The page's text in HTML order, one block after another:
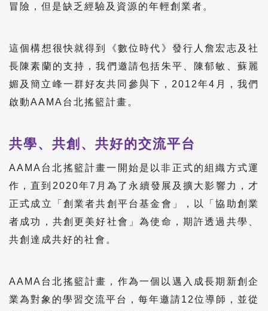
冒險，但是缺乏經驗及資源的年輕創業者。
這個構想很快就得到《數位時代》發行人詹宏志及社
長陳素蘭的支持，我們邀請包括朱平、陳郁敏、蘇麗
媚及簡立峰一群好友共同參與下，2012年4月，我們
啟動AAMA台北搖籃計畫。
共學、共創、共好的交流平台
AAMA台北搖籃計畫一開始是以非正式的組織方式運
作，直到2020年7月為了永續發展及擴大影響力，才
正式成立「創業者共創平台基金會」，以「協助創業
者成功，共創更美好社會」為使命，期許透過共學、
共創達成共好的社會。
AAMA台北搖籃計畫，作為一個以邁入成長期新創企
業為對象的學習交流平台，每年邀請12位導師，並從